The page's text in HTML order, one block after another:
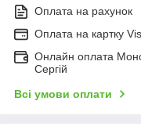
Оплата на рахунок
Оплата на картку
Онлайн оплата
Сергій
Всі умови оплати